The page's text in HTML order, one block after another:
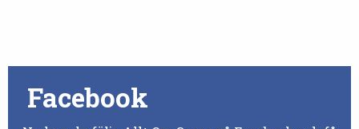
Facebook